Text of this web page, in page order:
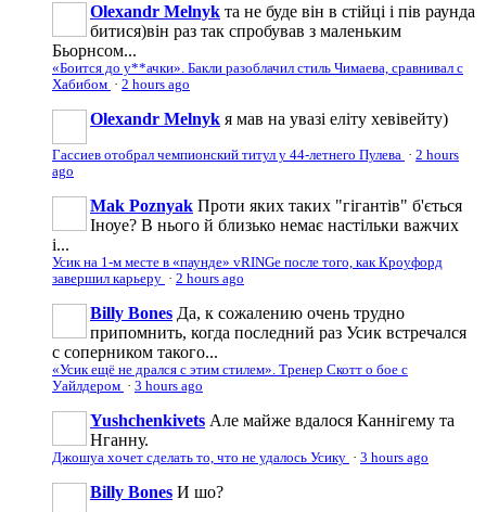
Olexandr Melnyk та не буде він в стійці і пів раунда
битися)він раз так спробував з маленьким
Бьорнсом...
«Боится до у**ачки». Бакли разоблачил стиль Чимаева, сравнивал с
Хабибом · 2 hours ago
Olexandr Melnyk я мав на увазі еліту хевівейту)
Гассиев отобрал чемпионский титул у 44-летнего Пулева · 2 hours
ago
Mak Poznyak Проти яких таких "гігантів" б'ється
Іноуе? В нього й близько немає настільки важчих
і...
Усик на 1-м месте в «паунде» vRINGe после того, как Кроуфорд
завершил карьеру · 2 hours ago
Billy Bones Да, к сожалению очень трудно
припомнить, когда последний раз Усик встречался
с соперником такого...
«Усик ещё не дрался с этим стилем». Тренер Скотт о бое с
Уайлдером · 3 hours ago
Yushchenkivets Але майже вдалося Каннігему та
Нганну.
Джошуа хочет сделать то, что не удалось Усику · 3 hours ago
Billy Bones И шо?